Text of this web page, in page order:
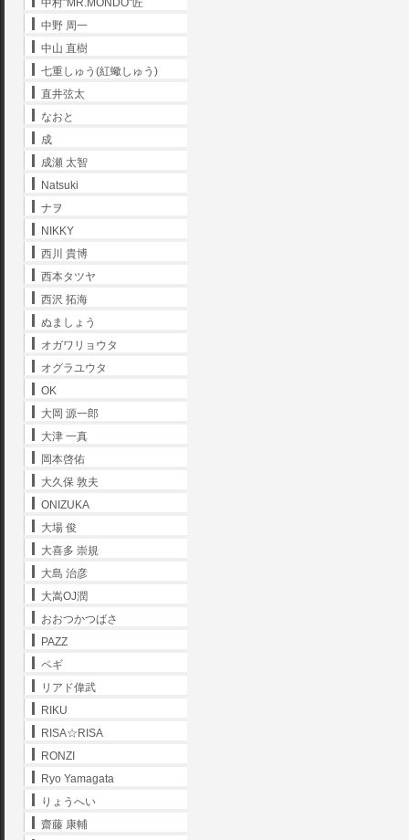
中村"MR.MONDO"匠
中野 周一
中山 直樹
七重しゅう(紅蠍しゅう)
直井弦太
なおと
成
成瀬 太智
Natsuki
ナヲ
NIKKY
西川 貴博
西本タツヤ
西沢 拓海
ぬましょう
オガワリョウタ
オグラユウタ
OK
大岡 源一郎
大津 一真
岡本啓佑
大久保 敦夫
ONIZUKA
大場 俊
大喜多 崇規
大島 治彦
大嵩OJ潤
おおつかつばさ
PAZZ
ペギ
リアド偉武
RIKU
RISA☆RISA
RONZI
Ryo Yamagata
りょうへい
齋藤 康輔